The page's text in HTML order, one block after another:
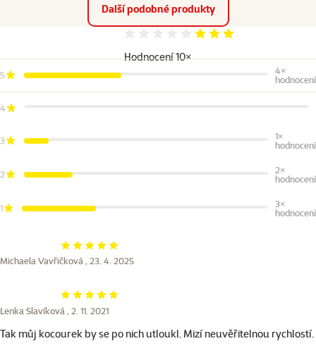
Další podobné produkty
Hodnocení 10×
Hodnocení 60%
5
4×
hodnocení
4
3
1×
hodnocení
2
2×
hodnocení
1
3×
hodnocení
Hodnocení 100%
Michaela Vavřičková , 23. 4. 2025
Hodnocení 100%
Lenka Slavíková , 2. 11. 2021
Tak můj kocourek by se po nich utloukl. Mizí neuvěřitelnou rychlostí.